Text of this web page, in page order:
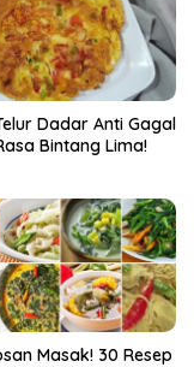
Dadar Anti Gagal
Bintang Lima!
Masak! 30 Resep